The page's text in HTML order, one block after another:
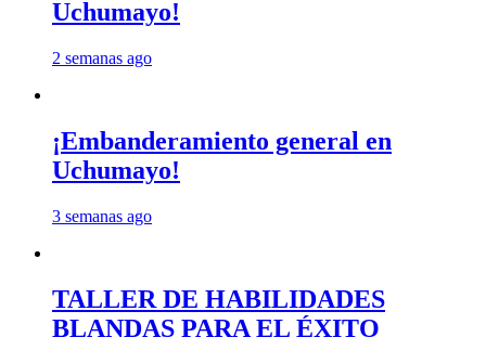
Uchumayo!
2 semanas ago
¡Embanderamiento general en
Uchumayo!
3 semanas ago
TALLER DE HABILIDADES
BLANDAS PARA EL ÉXITO